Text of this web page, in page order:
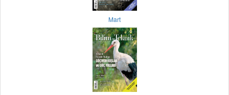
Mart